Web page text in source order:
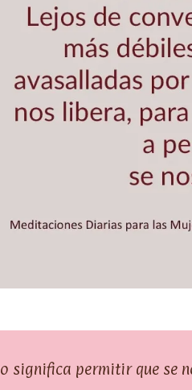
significa permitir que se